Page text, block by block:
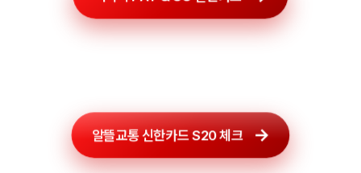
알뜰교통 신한카드 S20 체크